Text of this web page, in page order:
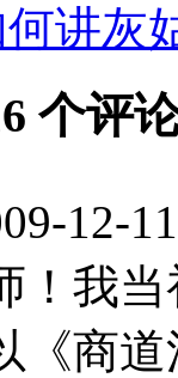
何讲
个评
12-
！我
《商